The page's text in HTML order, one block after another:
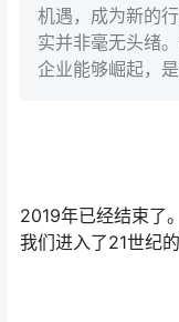
机遇，成为新的
实并非毫无头绪
企业能够崛起，
2019年已经结束了
我们进入了21世纪